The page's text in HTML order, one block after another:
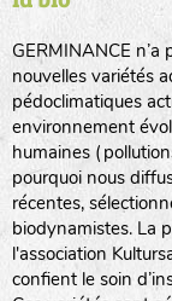
GERMINANCE
nouvelles variétés
pédoclimatiques
environnement
humaines
pourquoi nous
récentes,
biodynamistes. La
l'association
confient le soin
DE
GRAINE
BPA : Initiales du
semence.
1 : Numéro d’ordre
A : Sans calibre.
G: Gros
M: Moyen
P: Petit
Légumes